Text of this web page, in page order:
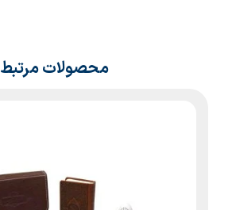
محصولات مرتبط